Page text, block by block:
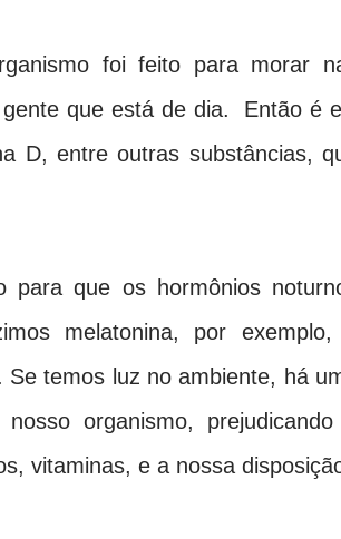
foi feito para morar
que está de dia. Então é
D, entre outras substâncias,
para que os hormônios
melatonina, por
temos luz no ambiente, há
organismo,
vitaminas, e a nossa